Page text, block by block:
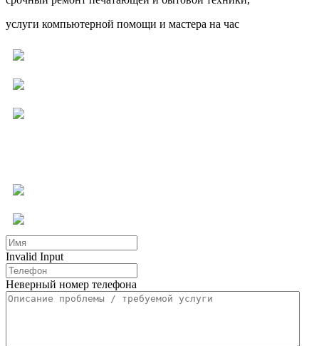
услуги компьютерной помощи и мастера на час
Invalid Input
Неверный номер телефона